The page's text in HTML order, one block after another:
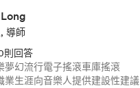
導師
則回答
夢幻流行電子搖滾車庫搖滾
業生涯向音樂人提供建設性建議